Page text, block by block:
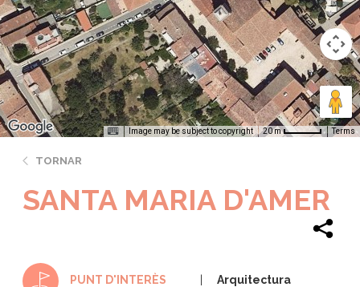
Image may be subject to copyright 20 m Terms
TORNAR
SANTA MARIA D'AMER
PUNT D'INTERÈS Arquitectura